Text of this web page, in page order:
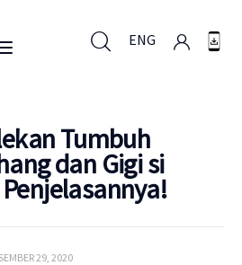
ENG
ENG
Tumbuh
dan Gigi si
29, 2020